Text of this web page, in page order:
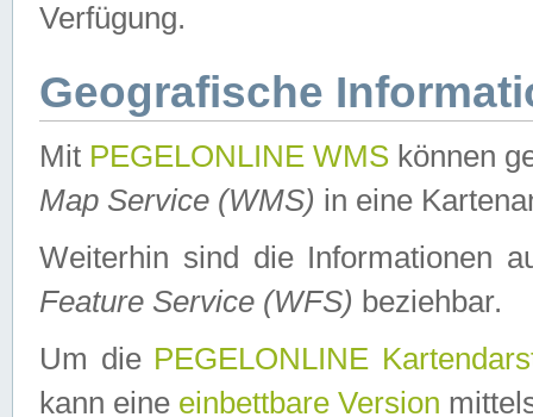
Verfügung.
Geografische
Mit PEGELONLINE WMS können
Map Service (WMS) in eine
Weiterhin sind die Informationen
Feature Service (WFS) beziehbar.
Um die PEGELONLINE
kann eine einbettbare Version